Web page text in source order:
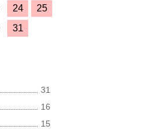
24
25
31
31
16
15